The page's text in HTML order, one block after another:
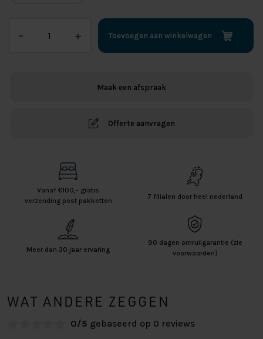
–
64
+ Toevoegen aan winkelwagen
Maak een afspraak
Offerte aanvragen
Vanaf €100,- gratis
verzending post pakketten
7 filialen door heel nederland
Meer dan 30 jaar ervaring
90 dagen omruilgarantie (zie
voorwaarden)
WAT ANDERE ZEGGEN
0/5 gebaseerd op 0 reviews